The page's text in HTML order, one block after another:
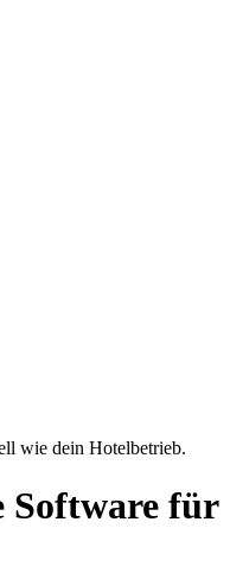
wie dein Hotelbetrieb.
Software für